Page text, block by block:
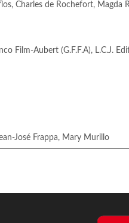
Charles de Rochefort, Magda
Film-Aubert (G.F.F.A), L.C.J.
José Frappa, Mary Murillo